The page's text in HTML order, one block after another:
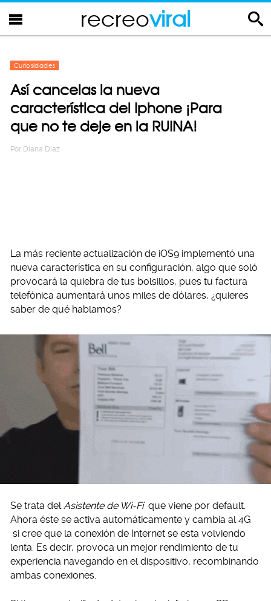
recreoviral
Curiosidades
Así cancelas la nueva
característica del Iphone ¡Para
que no te deje en la RUINA!
Por Diana Diaz
La más reciente actualización de iOS9 implementó una
nueva característica en su configuración, algo que soló
provocará la quiebra de tus bolsillos, pues tu factura
telefónica aumentará unos miles de dólares, ¿quieres
saber de qué hablamos?
Se trata del Asistente de Wi-Fi que viene por default.
Ahora éste se activa automáticamente y cambia al 4G
si cree que la conexión de Internet se esta volviendo
lenta. Es decir, provoca un mejor rendimiento de tu
experiencia navegando en el dispositivo, recombinando
ambas conexiones.